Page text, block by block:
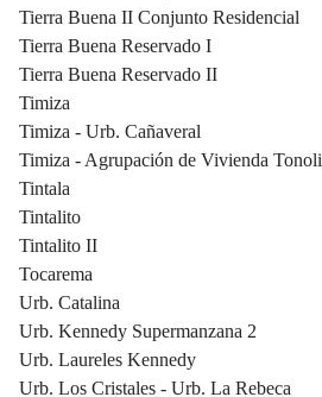
Tierra Buena II Conjunto Residencial
Tierra Buena Reservado I
Tierra Buena Reservado II
Timiza
Timiza - Urb. Cañaveral
Timiza - Agrupación de Vivienda Tonoli
Tintala
Tintalito
Tintalito II
Tocarema
Urb. Catalina
Urb. Kennedy Supermanzana 2
Urb. Laureles Kennedy
Urb. Los Cristales - Urb. La Rebeca